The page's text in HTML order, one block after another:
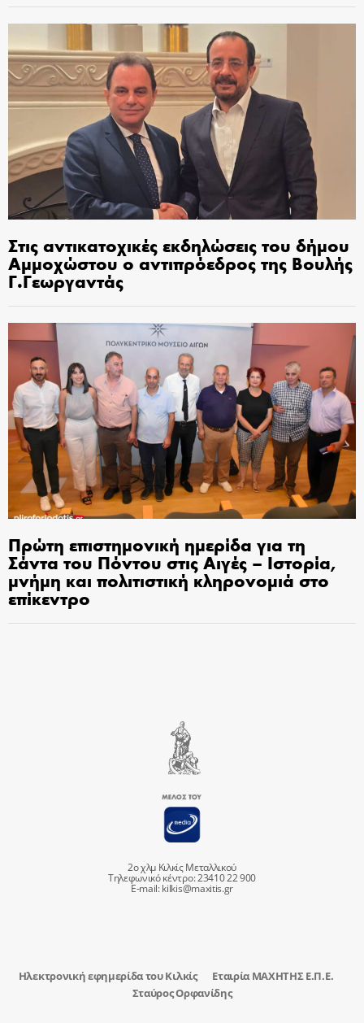
Στις αντικατοχικές εκδηλώσεις του δήμου
Αμμοχώστου ο αντιπρόεδρος της Βουλής
Γ.Γεωργαντάς
Πρώτη επιστημονική ημερίδα για τη
Σάντα του Πόντου στις Αιγές – Ιστορία,
μνήμη και πολιτιστική κληρονομιά στο
επίκεντρο
2ο χλμ Κιλκίς Μεταλλικού
Τηλεφωνικό κέντρο: 23410 22 900
E-mail:kilkis@maxitis.gr
Ηλεκτρονική εφημερίδα του Κιλκίς
Εταιρία ΜΑΧΗΤΗΣ Ε.Π.Ε.
Σταύρος Ορφανίδης